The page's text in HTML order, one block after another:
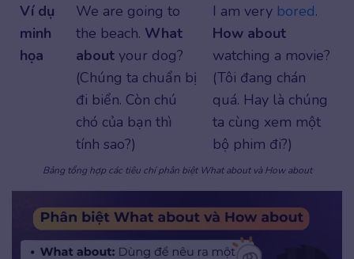
Ví dụ
minh
họa
We are going to
the beach. What
about your dog?
(Chúng ta chuẩn bị
đi biển. Còn chú
chó của bạn thì
tính sao?)
I am very bored.
How about
watching a movie?
(Tôi đang chán
quá. Hay là chúng
ta cùng xem một
bộ phim đi?)
Bảng tổng hợp các tiêu chí phân biệt What about và How about